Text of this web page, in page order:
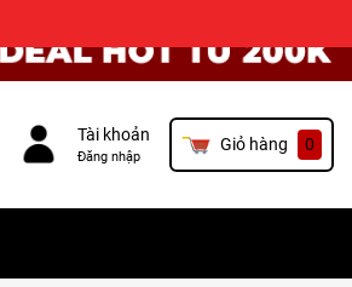
Tài khoản
Đăng nhập
Giỏ hàng 0